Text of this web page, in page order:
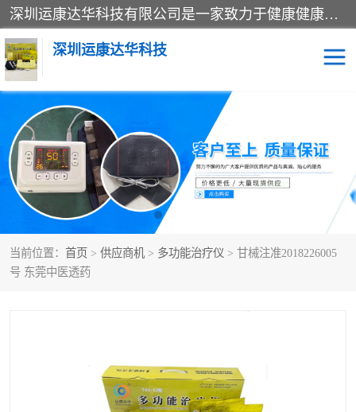
深圳运康达华科技有限公司是一家致力于健康健康产业的现代化企业，已经走过了15个春秋，开创了中医外用发展的新未来，是专业从事中医医疗仪器的研发、生产、销售、服务为一体的子公司，在医疗器械的设计、开发和生产方面率先引进国际先进技术和好的科技人员，先后开发出了场效应治疗仪、多功能治疗仪、颈椎治疗仪、腰椎治疗仪、增效垫等多个系列。
深圳运康达华科技
当前位置： 首页 > 供应商机 > 多功能治疗仪 > 甘械注准2018226005
号 东莞中医透药
多功能治疗仪 中药提速
中低频治疗仪 脉冲治疗仪
**腺治疗仪